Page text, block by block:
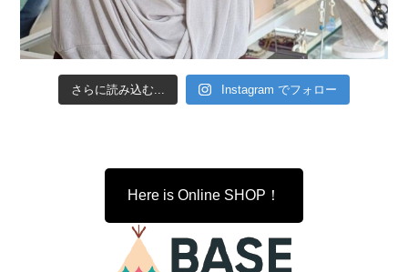
さらに読み込む... Instagram でフォロー
Here is Online SHOP！